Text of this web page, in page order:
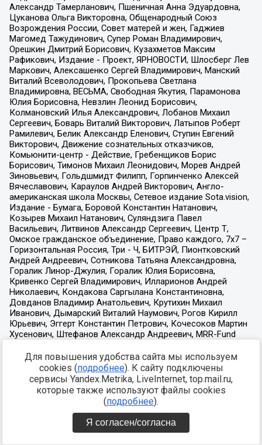
Для повышения удобства сайта мы используем
cookies (подробнее). К сайту подключены
сервисы Yandex.Metrika, LiveInternet, top.mail.ru,
которые также используют файлы cookies
(подробнее).
Я согласен/согласна